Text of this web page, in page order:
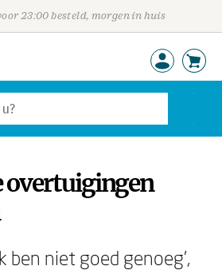
23:00 besteld, morgen in huis
overtuigingen
ben niet goed genoeg',